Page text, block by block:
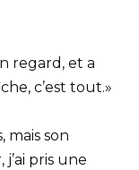
regard, et a
c’est tout.»
mais son
j’ai pris une